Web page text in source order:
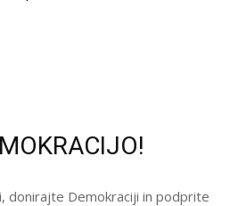
donirajte Demokraciji in podprite